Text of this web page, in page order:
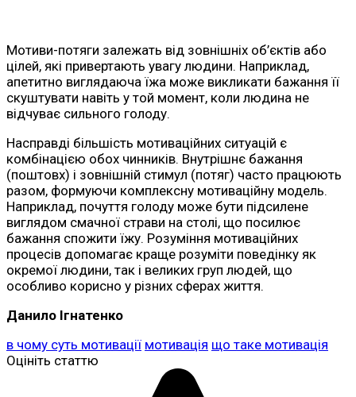
Мотиви-потяги залежать від зовнішніх об’єктів або
цілей, які привертають увагу людини. Наприклад,
апетитно виглядаюча їжа може викликати бажання її
скуштувати навіть у той момент, коли людина не
відчуває сильного голоду.
Насправді більшість мотиваційних ситуацій є
комбінацією обох чинників. Внутрішнє бажання
(поштовх) і зовнішній стимул (потяг) часто працюють
разом, формуючи комплексну мотиваційну модель.
Наприклад, почуття голоду може бути підсилене
виглядом смачної страви на столі, що посилює
бажання спожити їжу. Розуміння мотиваційних
процесів допомагає краще розуміти поведінку як
окремої людини, так і великих груп людей, що
особливо корисно у різних сферах життя.
Данило Ігнатенко
в чому суть мотивації мотивація що таке мотивація
Оцініть статтю